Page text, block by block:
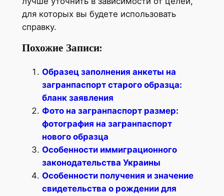
для которых вы будете использовать
справку.
Похожие Записи:
Образец заполнения анкеты на
загранпаспорт старого образца:
бланк заявления
Фото на загранпаспорт размер:
фотография на загранпаспорт
нового образца
Особенности иммиграционного
законодательства Украины
Особенности получения и значение
свидетельства о рождении для